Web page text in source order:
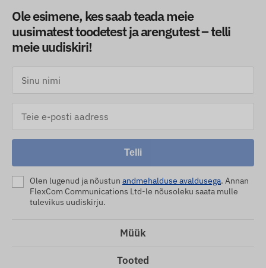
Ole esimene, kes saab teada meie
uusimatest toodetest ja arengutest – telli
meie uudiskiri!
Telli
Olen lugenud ja nõustun andmehalduse avaldusega. Annan
FlexCom Communications Ltd-le nõusoleku saata mulle
tulevikus uudiskirju.
Müük
Tooted